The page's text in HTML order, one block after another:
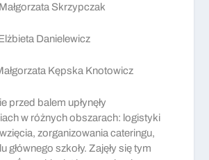
Skrzypczak
Danielewicz
Kępska Knotowicz
przed balem upłynęły
w różnych obszarach: logistyki
zorganizowania cateringu,
głównego szkoły. Zajęły się tym